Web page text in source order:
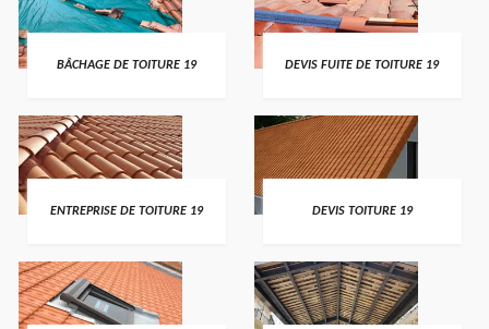
BÂCHAGE DE TOITURE 19 DEVIS FUITE DE TOITURE 19
ENTREPRISE DE TOITURE 19 DEVIS TOITURE 19